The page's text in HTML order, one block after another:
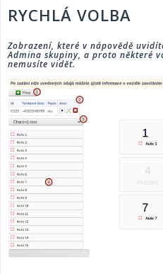
RYCHLÁ VOLBA
Zobrazení, které v nápovědě
Admina skupiny, a proto některé
nemusíte vidět.